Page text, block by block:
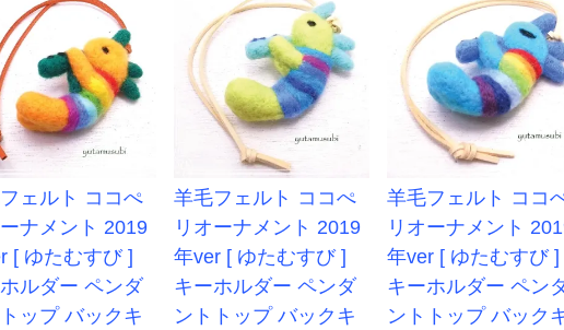
ェルト ココぺ
ナメント 2019
[ ゆたむすび ]
ルダー ペンダ
ップ バックキ
羊毛フェルト ココぺ
リオーナメント 2019
年ver [ ゆたむすび ]
キーホルダー ペンダ
ントトップ バックキ
羊毛フェルト ココ
リオーナメント
年ver [ ゆたむすび ]
キーホルダー ペン
ントトップ バック